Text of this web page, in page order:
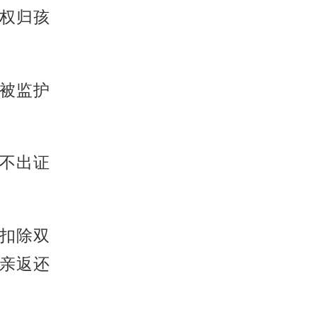
归孩
监护
出证
除双
返还